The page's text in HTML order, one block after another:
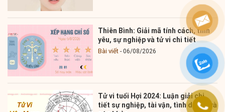
Thiên Bình: Giải mã tính cách, tình
yêu, sự nghiệp và tử vi chi tiết
Bài viết 06/08/2026
Tử vi tuổi Hợi 2024: Luận giải chi
tiết sự nghiệp, tài vận, tình duyên và